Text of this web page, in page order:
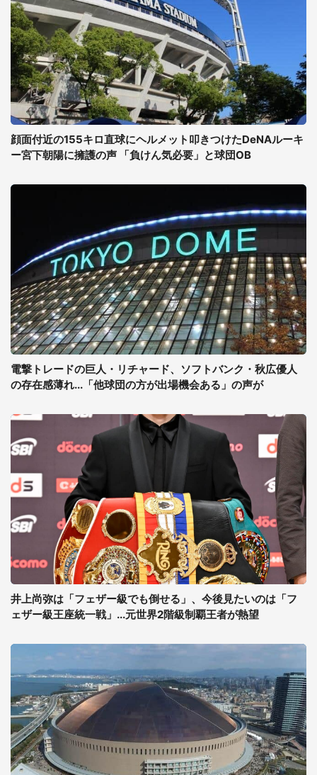
顔面付近の155キロ直球にヘルメット叩きつけたDeNAルーキ
ー宮下朝陽に擁護の声 「負けん気必要」と球団OB
電撃トレードの巨人・リチャード、ソフトバンク・秋広優人
の存在感薄れ...「他球団の方が出場機会ある」の声が
井上尚弥は「フェザー級でも倒せる」、今後見たいのは「フ
ェザー級王座統一戦」...元世界2階級制覇王者が熱望